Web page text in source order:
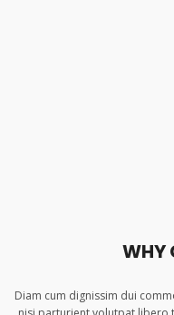
WHY
Diam cum dignissim dui